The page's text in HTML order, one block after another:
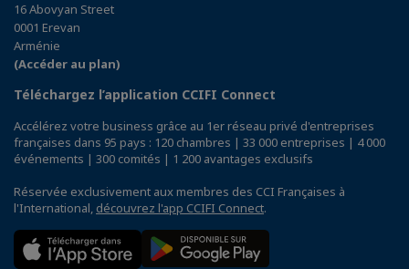
16 Abovyan Street
0001 Erevan
Arménie
(Accéder au plan)
Téléchargez l’application CCIFI Connect
Accélérez votre business grâce au 1er réseau privé d'entreprises
françaises dans 95 pays : 120 chambres | 33 000 entreprises | 4 000
événements | 300 comités | 1 200 avantages exclusifs
Réservée exclusivement aux membres des CCI Françaises à
l'International, découvrez l'app CCIFI Connect.